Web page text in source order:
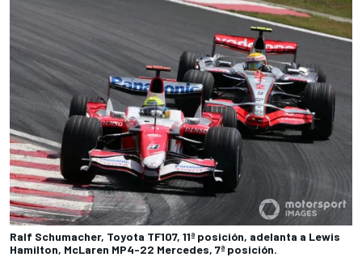
Ralf Schumacher, Toyota TF107, 11ª posición, adelanta a Lewis
Hamilton, McLaren MP4-22 Mercedes, 7ª posición.